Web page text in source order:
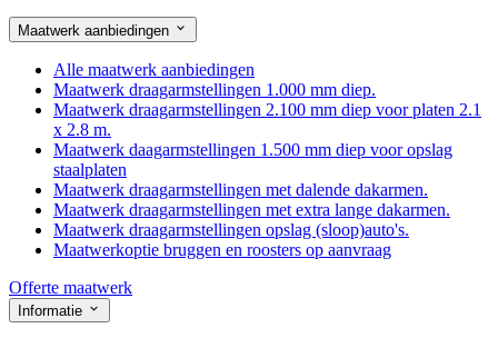
Maatwerk aanbiedingen
Alle maatwerk aanbiedingen
Maatwerk draagarmstellingen 1.000 mm diep.
Maatwerk draagarmstellingen 2.100 mm diep voor platen 2.1
x 2.8 m.
Maatwerk daagarmstellingen 1.500 mm diep voor opslag
staalplaten
Maatwerk draagarmstellingen met dalende dakarmen.
Maatwerk draagarmstellingen met extra lange dakarmen.
Maatwerk draagarmstellingen opslag (sloop)auto's.
Maatwerkoptie bruggen en roosters op aanvraag
Offerte maatwerk
Informatie